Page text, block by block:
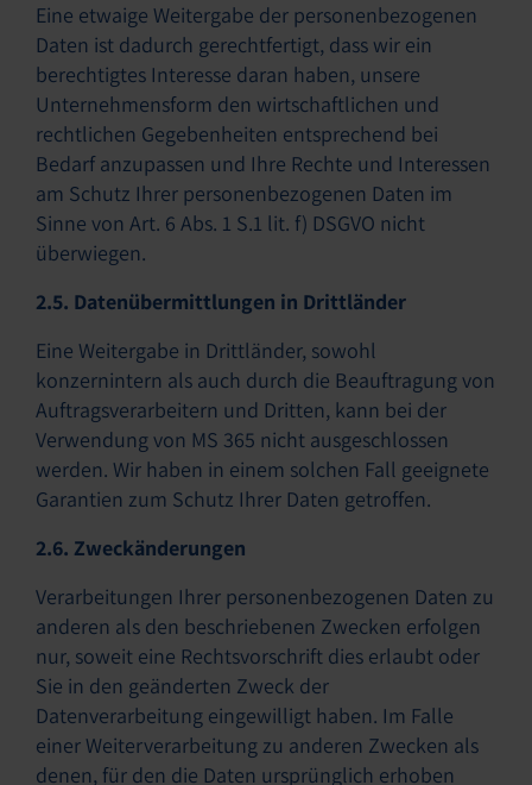
Eine etwaige Weitergabe der personenbezogenen
Daten ist dadurch gerechtfertigt, dass wir ein
berechtigtes Interesse daran haben, unsere
Unternehmensform den wirtschaftlichen und
rechtlichen Gegebenheiten entsprechend bei
Bedarf anzupassen und Ihre Rechte und Interessen
am Schutz Ihrer personenbezogenen Daten im
Sinne von Art. 6 Abs. 1 S.1 lit. f) DSGVO nicht
überwiegen.
2.5. Datenübermittlungen in Drittländer
Eine Weitergabe in Drittländer, sowohl
konzernintern als auch durch die Beauftragung von
Auftragsverarbeitern und Dritten, kann bei der
Verwendung von MS 365 nicht ausgeschlossen
werden. Wir haben in einem solchen Fall geeignete
Garantien zum Schutz Ihrer Daten getroffen.
2.6. Zweckänderungen
Verarbeitungen Ihrer personenbezogenen Daten zu
anderen als den beschriebenen Zwecken erfolgen
nur, soweit eine Rechtsvorschrift dies erlaubt oder
Sie in den geänderten Zweck der
Datenverarbeitung eingewilligt haben. Im Falle
einer Weiterverarbeitung zu anderen Zwecken als
denen, für den die Daten ursprünglich erhoben